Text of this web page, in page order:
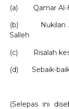
(a) Qamar Al-
(b) Nukilan
Salleh
(c) Risalah
(d) Sebaik-baik
(Selepas ini